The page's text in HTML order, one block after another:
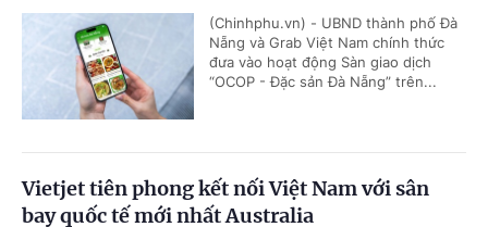
(Chinhphu.vn) - UBND thành phố Đà
Nẵng và Grab Việt Nam chính thức
đưa vào hoạt động Sàn giao dịch
“OCOP - Đặc sản Đà Nẵng” trên...
Vietjet tiên phong kết nối Việt Nam với sân
bay quốc tế mới nhất Australia